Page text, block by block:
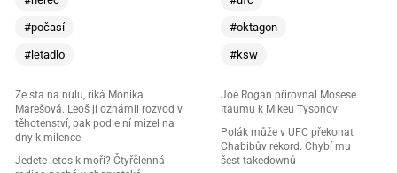
#počasí
#letadlo
Ze sta na nulu, říká Monika
Marešová. Leoš jí oznámil rozvod v
těhotenství, pak podle ní mizel na
dny k milence
Jedete letos k moři? Čtyřčlenná
#oktagon
#ksw
Joe Rogan přirovnal Mosese
Itaumu k Mikeu Tysonovi
Polák může v UFC překonat
Chabibův rekord. Chybí mu
šest takedownů